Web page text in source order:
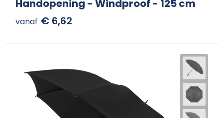
Handopening - Windproof - 125 cm
vanaf € 6,62